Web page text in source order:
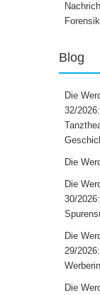
Blog
Die
32/
Die
Die
30/
Die
29/
Die